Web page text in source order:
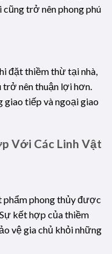
cũng trở nên phong phú
đặt thiềm thừ tại nhà,
trở nên thuận lợi hơn.
giao tiếp và ngoại giao
Với Các Linh Vật
phong thủy được
kết hợp của thiềm
vệ gia chủ khỏi những